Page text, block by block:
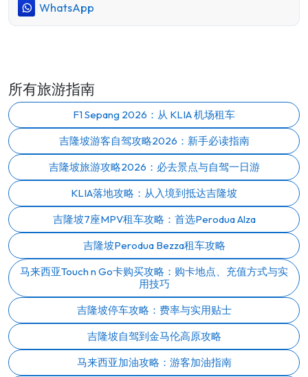
WhatsApp
所有旅游指南
F1 Sepang 2026：从 KLIA 机场租车
吉隆坡游客自驾攻略2026：新手必读指南
吉隆坡旅游攻略2026：必去景点与自驾一日游
KLIA落地攻略：从入境到抵达吉隆坡
吉隆坡7座MPV租车攻略：首选Perodua Alza
吉隆坡Perodua Bezza租车攻略
马来西亚Touch n Go卡购买攻略：购卡地点、充值方式与实
用技巧
吉隆坡停车攻略：费率与实用贴士
吉隆坡自驾到金马伦高原攻略
马来西亚加油攻略：游客加油指南